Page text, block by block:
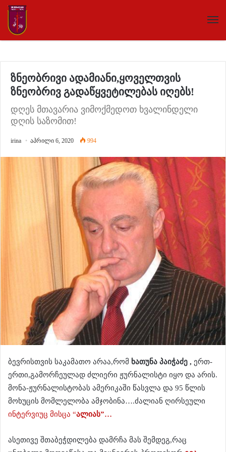
ზნეობრივი ადამიანი,ყოველთვის
ზნეობრივ გადაწყვეტილებას იღებს!
დღეს მთავარია ვიმოქმედოთ ხვალინდელი
დღის საზომით!
irina აპრილი 6, 2020 994
ბევრისთვის საკამათო არაა,რომ ხათუნა პაიჭაძე , ერთ-
ერთი,გამორჩეულად ძლიერი ჟურნალისტი იყო და არის.
მონა-ჟურნალისტობას ამერიკაში წასვლა და 95 წლის
მოხუცის მომლელობა ამჯობინა….ძალიან ღირსეული
ინტერვიუც მისცა “ალიას”…
ასეთივე შთაბეჭდილება დამრჩა მას შემდეგ,რაც